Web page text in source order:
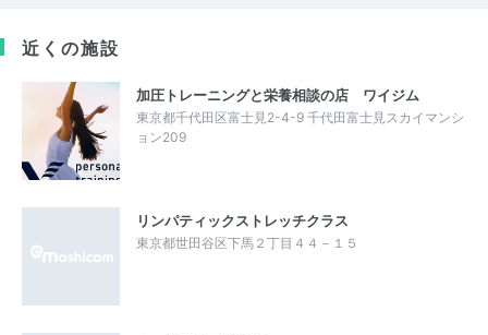
近くの施設
加圧トレーニングと栄養相談の店 ワイジム
東京都千代田区富士見2-4-9 千代田富士見スカイマンシ
ョン209
リンパティックストレッチクラス
東京都世田谷区下馬２丁目４４－１５